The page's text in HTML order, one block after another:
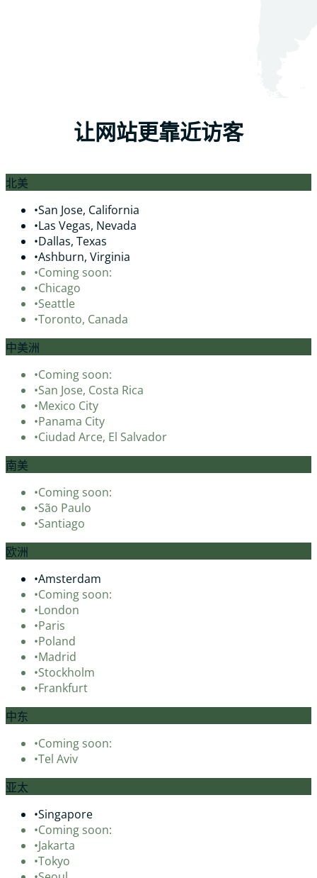
让网站更靠近访客
北美
•San Jose, California
•Las Vegas, Nevada
•Dallas, Texas
•Ashburn, Virginia
•Coming soon:
•Chicago
•Seattle
•Toronto, Canada
中美洲
•Coming soon:
•San Jose, Costa Rica
•Mexico City
•Panama City
•Ciudad Arce, El Salvador
南美
•Coming soon:
•São Paulo
•Santiago
欧洲
•Amsterdam
•Coming soon:
•London
•Paris
•Poland
•Madrid
•Stockholm
•Frankfurt
中东
•Coming soon:
•Tel Aviv
亚太
•Singapore
•Coming soon:
•Jakarta
•Tokyo